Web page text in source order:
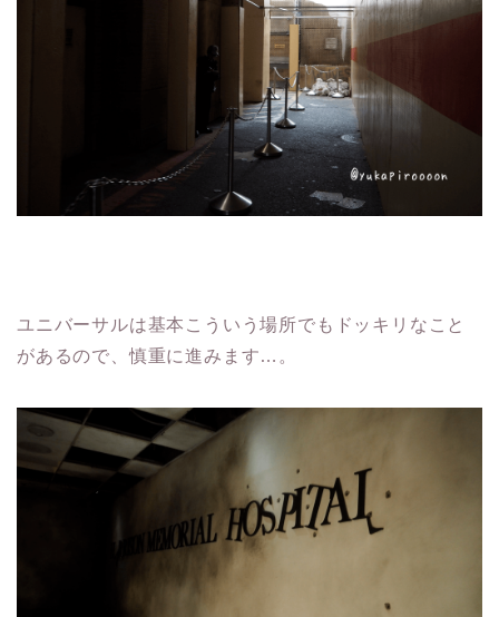
ユニバーサルは基本こういう場所でもドッキリなこと
があるので、慎重に進みます…。